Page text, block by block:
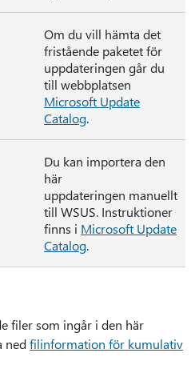
Om du vill hämta det
fristående paketet för
uppdateringen går du
till webbplatsen
Microsoft Update
Catalog.
Du kan importera den
här
uppdateringen manuellt
till WSUS. Instruktioner
finns i Microsoft Update
Catalog.
filer som ingår i den här
nedfilinformation för kumulativ